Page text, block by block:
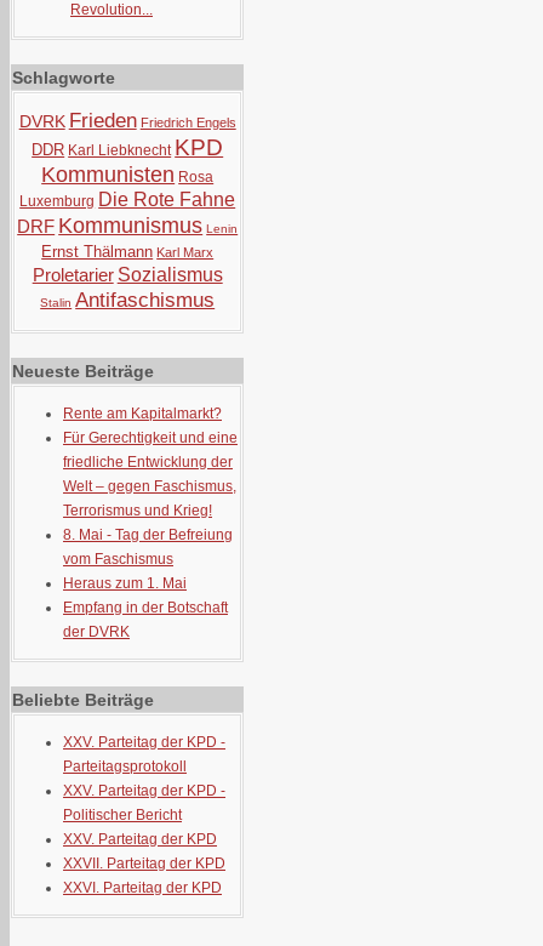
Revolution...
Schlagworte
DVRK Frieden Friedrich Engels
DDR Karl Liebknecht KPD
Kommunisten Rosa
Luxemburg Die Rote Fahne
DRF Kommunismus Lenin
Ernst Thälmann Karl Marx
Proletarier Sozialismus
Stalin Antifaschismus
Neueste Beiträge
Rente am Kapitalmarkt?
Für Gerechtigkeit und eine
friedliche Entwicklung der
Welt – gegen Faschismus,
Terrorismus und Krieg!
8. Mai - Tag der Befreiung
vom Faschismus
Heraus zum 1. Mai
Empfang in der Botschaft
der DVRK
Beliebte Beiträge
XXV. Parteitag der KPD -
Parteitagsprotokoll
XXV. Parteitag der KPD -
Politischer Bericht
XXV. Parteitag der KPD
XXVII. Parteitag der KPD
XXVI. Parteitag der KPD